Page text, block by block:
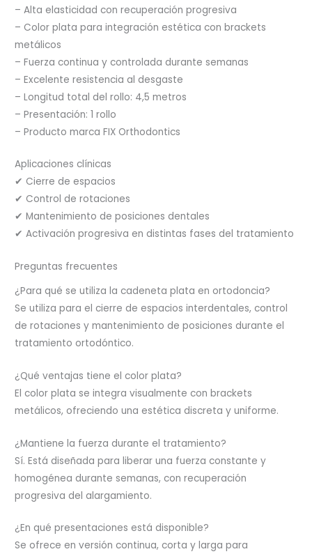
– Alta elasticidad con recuperación progresiva
– Color plata para integración estética con brackets
metálicos
– Fuerza continua y controlada durante semanas
– Excelente resistencia al desgaste
– Longitud total del rollo: 4,5 metros
– Presentación: 1 rollo
– Producto marca FIX Orthodontics
Aplicaciones clínicas
✔ Cierre de espacios
✔ Control de rotaciones
✔ Mantenimiento de posiciones dentales
✔ Activación progresiva en distintas fases del tratamiento
Preguntas frecuentes
¿Para qué se utiliza la cadeneta plata en ortodoncia?
Se utiliza para el cierre de espacios interdentales, control
de rotaciones y mantenimiento de posiciones durante el
tratamiento ortodóntico.
¿Qué ventajas tiene el color plata?
El color plata se integra visualmente con brackets
metálicos, ofreciendo una estética discreta y uniforme.
¿Mantiene la fuerza durante el tratamiento?
Sí. Está diseñada para liberar una fuerza constante y
homogénea durante semanas, con recuperación
progresiva del alargamiento.
¿En qué presentaciones está disponible?
Se ofrece en versión continua, corta y larga para